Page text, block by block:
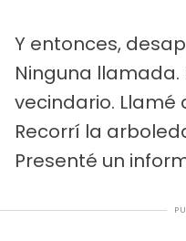
Y entonces,
Ninguna llamada.
vecindario. Llamé
Recorrí la
Presenté un